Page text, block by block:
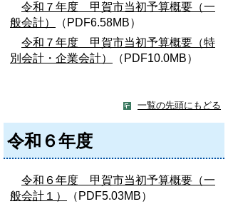
令和７年度 甲賀市当初予算概要（一
般会計）
（PDF6.58MB）
令和７年度 甲賀市当初予算概要（特
別会計・企業会計）
（PDF10.0MB）
一覧の先頭にもどる
令和６年度
令和６年度 甲賀市当初予算概要（一
般会計１）
（PDF5.03MB）